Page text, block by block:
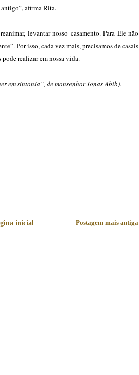
afirma Rita.
levantar nosso casamento. Para Ele não
Por isso, cada vez mais, precisamos de casais
realizar em nossa vida.
em sintonia”, de monsenhor Jonas Abib).
Postagem mais antiga
inicial